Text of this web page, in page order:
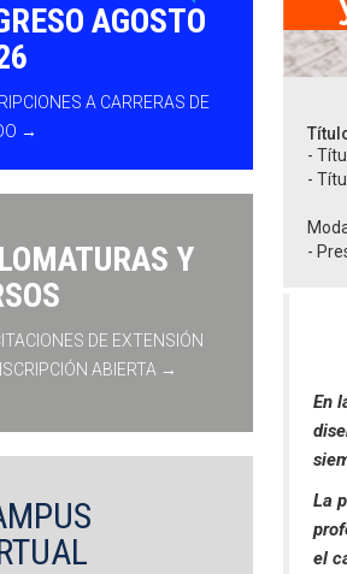
-
-
-
En
La
el
AGOSTO
A CARRERAS DE
→
Y
DE EXTENSIÓN
ABIERTA →